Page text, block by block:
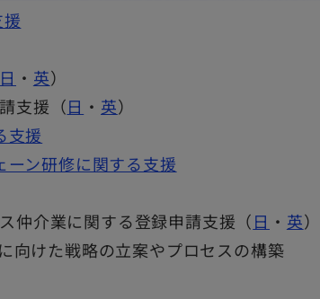
日 ・ 英）
支援（日 ・ 英）
支援
ン研修に関する支援
仲介業に関する登録申請支援（日 ・ 英）
向けた戦略の立案やプロセスの構築